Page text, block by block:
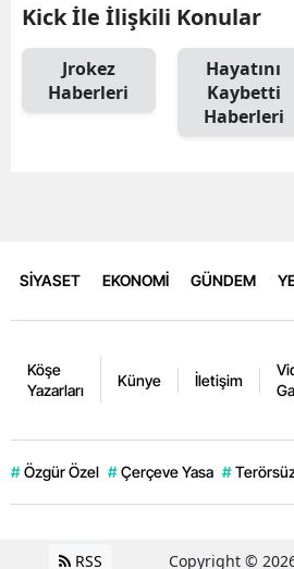
Kick İle İlişkili Konular
Jrokez
Haberleri
Hayatını
Kaybetti
Haberleri
SİYASET EKONOMİ GÜNDEM
Köşe
Yazarları
Künye İletişim
# Özgür Özel # Çerçeve Yasa #
RSS Copyright © 2026